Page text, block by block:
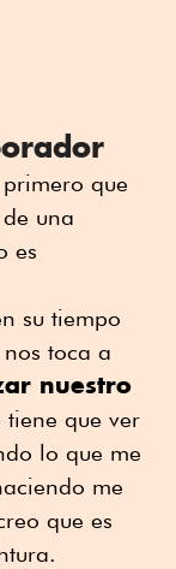
que
una
es
su tiempo
toca a
nuestro
que ver
lo que me
me
que es